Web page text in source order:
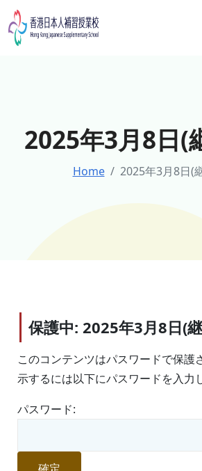
Skip
to
content
2025年3月8日(
Home 2025年3月8日(
保護中: 2025年3月8日(
このコンテンツはパスワードで保護
示するには以下にパスワードを入力
パスワード: